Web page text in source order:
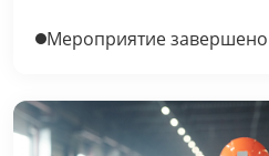
Мероприятие завершено